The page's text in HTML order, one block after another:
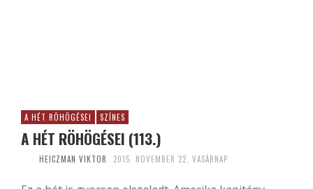
A HÉT RÖHÖGÉSEI SZÍNES
A HÉT RÖHÖGÉSEI (113.)
HEICZMAN VIKTOR 2015. NOVEMBER 22. VASÁRNAP